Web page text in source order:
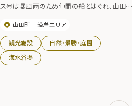
ス号は暴風雨のため仲間の船とはぐれ、山田湾
下10名は捕らえられて江戸へ送られた。そのう
ち商人と砲手は幕府に請われて江戸で西洋砲術
を伝授したといわれる。夏は東北唯一の無人島
海水浴場としてにぎわう。
山田町 沿岸エリア
観光施設
自然・景勝・庭園
海水浴場